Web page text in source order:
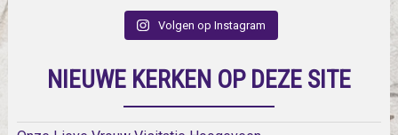
Volgen op Instagram
NIEUWE KERKEN OP DEZE SITE